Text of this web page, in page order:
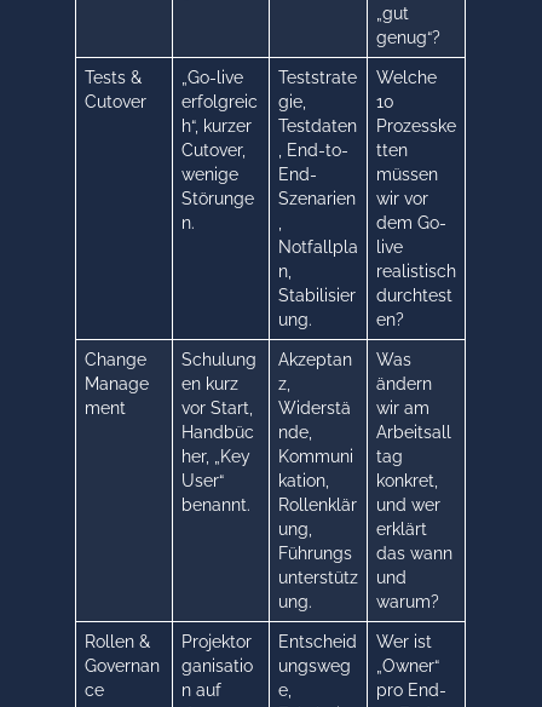
„gut
genug“?
Tests &
Cutover
„Go-live
erfolgreic
h“, kurzer
Cutover,
wenige
Störunge
n.
Teststrate
gie,
Testdaten
, End-to-
End-
Szenarien
Notfallpla
n,
Stabilisier
ung.
Welche
10
Prozesske
tten
müssen
wir vor
dem Go-
live
realistisch
durchtest
en?
Change
Manage
ment
Schulung
en kurz
vor Start,
Handbüc
her, „Key
User“
benannt.
Akzeptan
z,
Widerstä
nde,
Kommuni
kation,
Rollenklär
ung,
Führungs
unterstütz
ung.
Was
ändern
wir am
Arbeitsall
tag
konkret,
und wer
erklärt
das wann
und
warum?
Rollen &
Governan
ce
Projektor
ganisatio
n auf
Entscheid
ungsweg
e,
Wer ist
„Owner“
pro End-